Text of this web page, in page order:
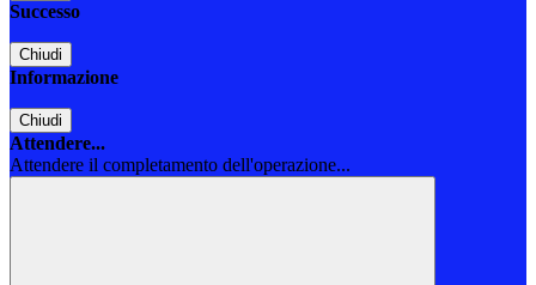
Successo
Chiudi
Informazione
Chiudi
Attendere...
Attendere il completamento dell'operazione...